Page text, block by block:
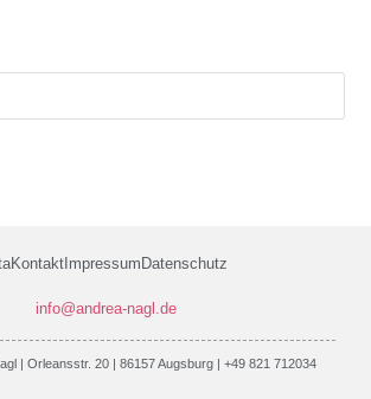
KontaktImpressumDatenschutz
info@andrea-nagl.de
| Orleansstr. 20 | 86157 Augsburg | +49 821 712034